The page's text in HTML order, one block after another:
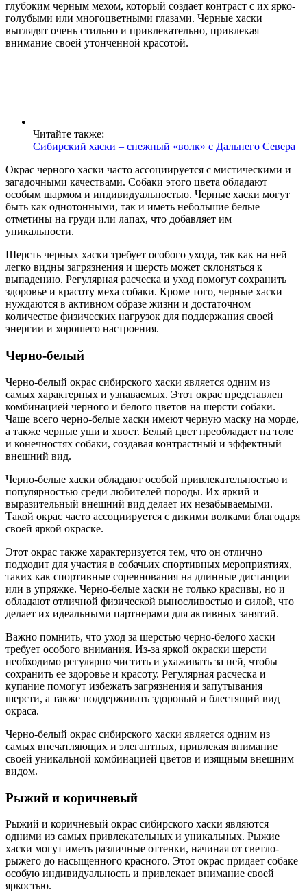
глубоким черным мехом, который создает контраст с их ярко-
голубыми или многоцветными глазами. Черные хаски
выглядят очень стильно и привлекательно, привлекая
внимание своей утонченной красотой.
Читайте также:
Сибирский хаски – снежный «волк» с Дальнего Севера
Окрас черного хаски часто ассоциируется с мистическими и
загадочными качествами. Собаки этого цвета обладают
особым шармом и индивидуальностью. Черные хаски могут
быть как однотонными, так и иметь небольшие белые
отметины на груди или лапах, что добавляет им
уникальности.
Шерсть черных хаски требует особого ухода, так как на ней
легко видны загрязнения и шерсть может склоняться к
выпадению. Регулярная расческа и уход помогут сохранить
здоровье и красоту меха собаки. Кроме того, черные хаски
нуждаются в активном образе жизни и достаточном
количестве физических нагрузок для поддержания своей
энергии и хорошего настроения.
Черно-белый
Черно-белый окрас сибирского хаски является одним из
самых характерных и узнаваемых. Этот окрас представлен
комбинацией черного и белого цветов на шерсти собаки.
Чаще всего черно-белые хаски имеют черную маску на морде,
а также черные уши и хвост. Белый цвет преобладает на теле
и конечностях собаки, создавая контрастный и эффектный
внешний вид.
Черно-белые хаски обладают особой привлекательностью и
популярностью среди любителей породы. Их яркий и
выразительный внешний вид делает их незабываемыми.
Такой окрас часто ассоциируется с дикими волками благодаря
своей яркой окраске.
Этот окрас также характеризуется тем, что он отлично
подходит для участия в собачьих спортивных мероприятиях,
таких как спортивные соревнования на длинные дистанции
или в упряжке. Черно-белые хаски не только красивы, но и
обладают отличной физической выносливостью и силой, что
делает их идеальными партнерами для активных занятий.
Важно помнить, что уход за шерстью черно-белого хаски
требует особого внимания. Из-за яркой окраски шерсти
необходимо регулярно чистить и ухаживать за ней, чтобы
сохранить ее здоровье и красоту. Регулярная расческа и
купание помогут избежать загрязнения и запутывания
шерсти, а также поддерживать здоровый и блестящий вид
окраса.
Черно-белый окрас сибирского хаски является одним из
самых впечатляющих и элегантных, привлекая внимание
своей уникальной комбинацией цветов и изящным внешним
видом.
Рыжий и коричневый
Рыжий и коричневый окрас сибирского хаски являются
одними из самых привлекательных и уникальных. Рыжие
хаски могут иметь различные оттенки, начиная от светло-
рыжего до насыщенного красного. Этот окрас придает собаке
особую индивидуальность и привлекает внимание своей
яркостью.